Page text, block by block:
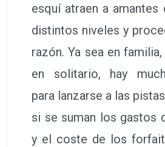
esquí atraen a amantes
distintos niveles y
razón. Ya sea en
en solitario, hay
para lanzarse a las
si se suman los gastos
y el coste de los